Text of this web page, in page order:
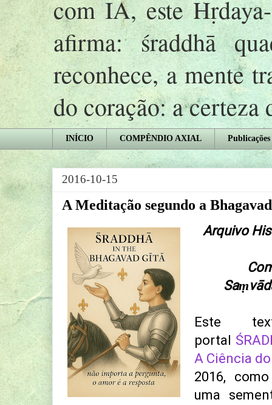
com IA, este
afirma: śraddhā
reconhece, a mente
do coração: a certeza
INÍCIO COMPÊNDIO AXIAL Publicações
2016-10-15
A Meditação segundo a
Arquivo
Este
portal
A Ciência
2016,
uma